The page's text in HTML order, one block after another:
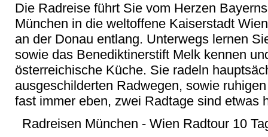
Die Radreise führt Sie vom Herzen
München in die weltoffene Kaiserstadt
an der Donau entlang. Unterwegs lernen
sowie das Benediktinerstift Melk kennen
österreichische Küche. Sie radeln
ausgeschilderten Radwegen, sowie
fast immer eben, zwei Radtage sind etwas
Radreisen München - Wien Radtour 10